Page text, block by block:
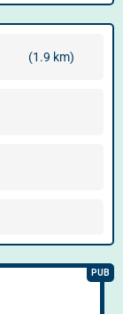
(1.9 km)